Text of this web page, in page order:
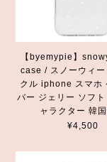
【byemypie】
case / スノーウィー
クル iphone スマホ
バー ジェリー ソフ
ャラクター 韓
¥4,500